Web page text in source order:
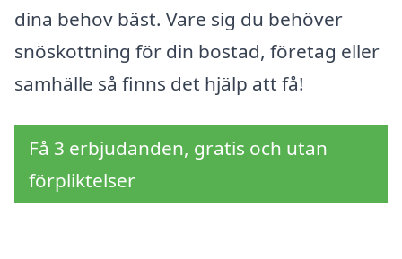
dina behov bäst. Vare sig du behöver
snöskottning för din bostad, företag eller
samhälle så finns det hjälp att få!
Få 3 erbjudanden, gratis och utan
förpliktelser